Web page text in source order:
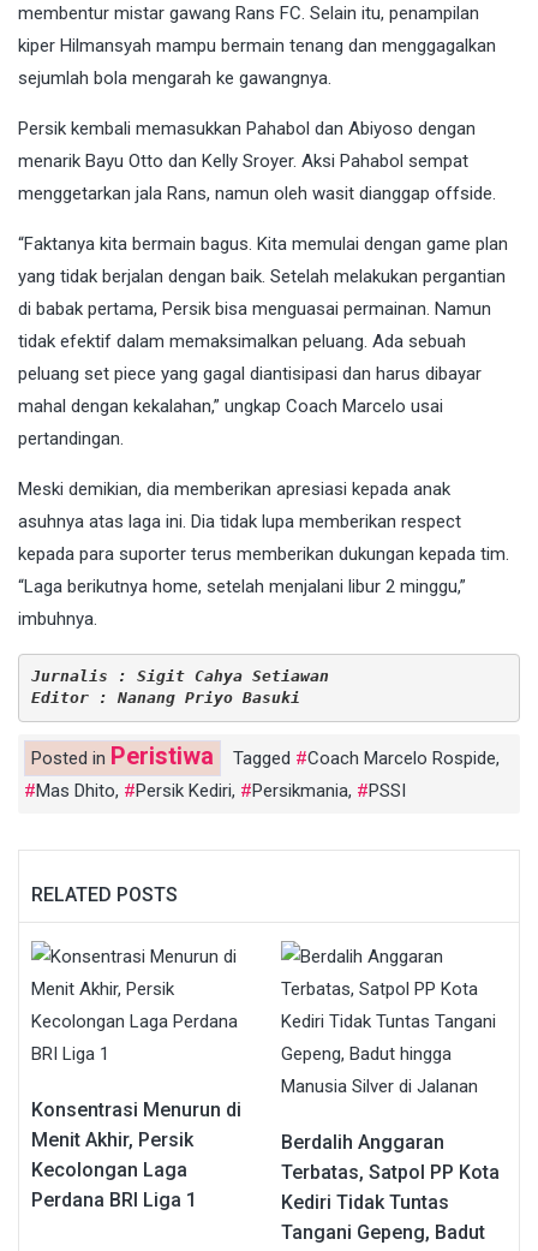
membentur mistar gawang Rans FC. Selain itu, penampilan
kiper Hilmansyah mampu bermain tenang dan menggagalkan
sejumlah bola mengarah ke gawangnya.
Persik kembali memasukkan Pahabol dan Abiyoso dengan
menarik Bayu Otto dan Kelly Sroyer. Aksi Pahabol sempat
menggetarkan jala Rans, namun oleh wasit dianggap offside.
“Faktanya kita bermain bagus. Kita memulai dengan game plan
yang tidak berjalan dengan baik. Setelah melakukan pergantian
di babak pertama, Persik bisa menguasai permainan. Namun
tidak efektif dalam memaksimalkan peluang. Ada sebuah
peluang set piece yang gagal diantisipasi dan harus dibayar
mahal dengan kekalahan,” ungkap Coach Marcelo usai
pertandingan.
Meski demikian, dia memberikan apresiasi kepada anak
asuhnya atas laga ini. Dia tidak lupa memberikan respect
kepada para suporter terus memberikan dukungan kepada tim.
“Laga berikutnya home, setelah menjalani libur 2 minggu,”
imbuhnya.
Jurnalis : Sigit Cahya Setiawan
Editor : Nanang Priyo Basuki
Posted in Peristiwa Tagged Coach Marcelo Rospide,
Mas Dhito, Persik Kediri, Persikmania, PSSI
RELATED POSTS
Konsentrasi Menurun di
Menit Akhir, Persik
Kecolongan Laga
Perdana BRI Liga 1
Berdalih Anggaran
Terbatas, Satpol PP Kota
Kediri Tidak Tuntas
Tangani Gepeng, Badut